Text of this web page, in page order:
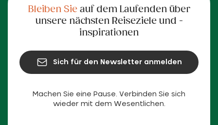
Machen Sie eine Pause. Verbinden Sie sich
wieder mit dem Wesentlichen.
Bleiben Sieauf dem Laufenden über
unsere nächsten Reiseziele und -
inspirationen
Sich für den Newsletter anmelden